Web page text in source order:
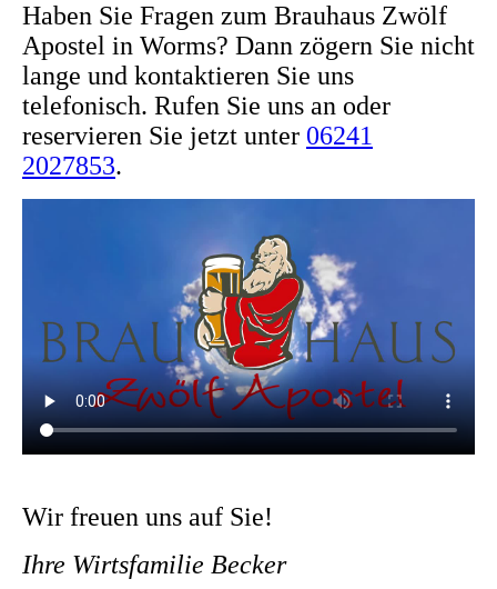
Haben Sie Fragen zum Brauhaus Zwölf
Apostel in Worms? Dann zögern Sie nicht
lange und kontaktieren Sie uns
telefonisch. Rufen Sie uns an oder
reservieren Sie jetzt unter 06241
2027853.
Wir freuen uns auf Sie!
Ihre Wirtsfamilie Becker